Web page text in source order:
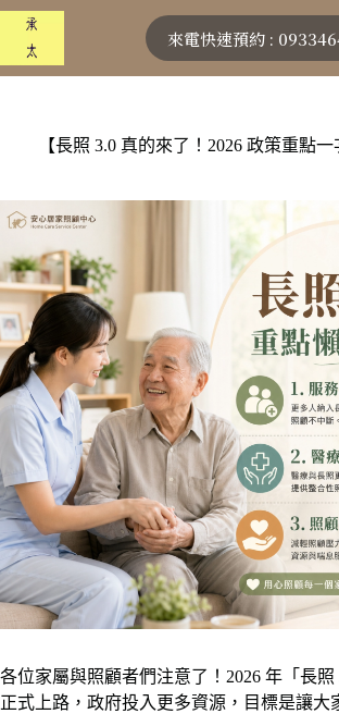
跳
主
來電快速預約 :
【長照 3.0 真的來了！2026 政策重點
各位家屬與照顧者們注意了！2026 年「長照
正式上路，政府投入更多資源，目標是讓大